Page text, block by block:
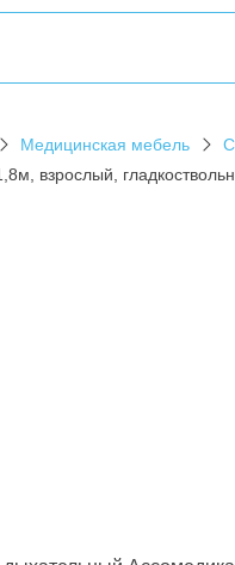
Медицинская мебель
взрослый,